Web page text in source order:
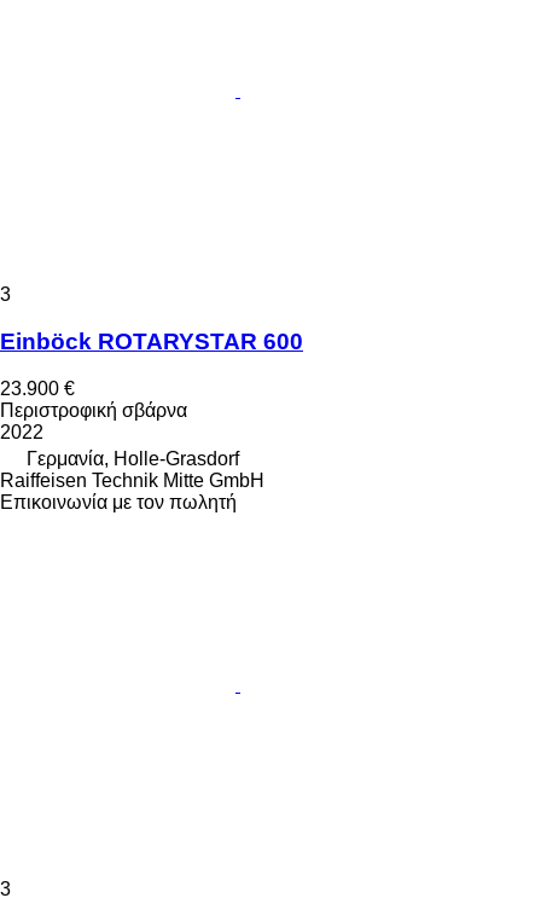
3
Einböck ROTARYSTAR 600
23.900 €
Περιστροφική σβάρνα
2022
Γερμανία, Holle-Grasdorf
Raiffeisen Technik Mitte GmbH
Επικοινωνία με τον πωλητή
3